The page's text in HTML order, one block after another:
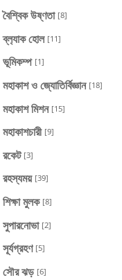
বৈশ্বিক উষ্ণতা [8]
ব্ল‍্যাক হোল [11]
ভূমিকম্প [1]
মহাকাশ ও জ্যোতির্বিজ্ঞান [18]
মহাকাশ মিশন [15]
মহাকাশচারী [9]
রকেট [3]
রহস্যময় [39]
শিক্ষা মুলক [8]
সুপারনোভা [2]
সূর্যগ্রহণ [5]
সৌর ঝড় [6]